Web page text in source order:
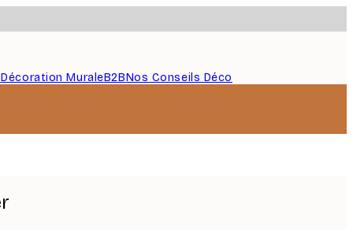
Décoration MuraleB2BNos Conseils Déco